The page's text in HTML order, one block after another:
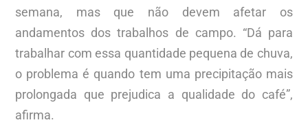
semana, mas que não devem afetar os
andamentos dos trabalhos de campo. “Dá para
trabalhar com essa quantidade pequena de chuva,
o problema é quando tem uma precipitação mais
prolongada que prejudica a qualidade do café”,
afirma.